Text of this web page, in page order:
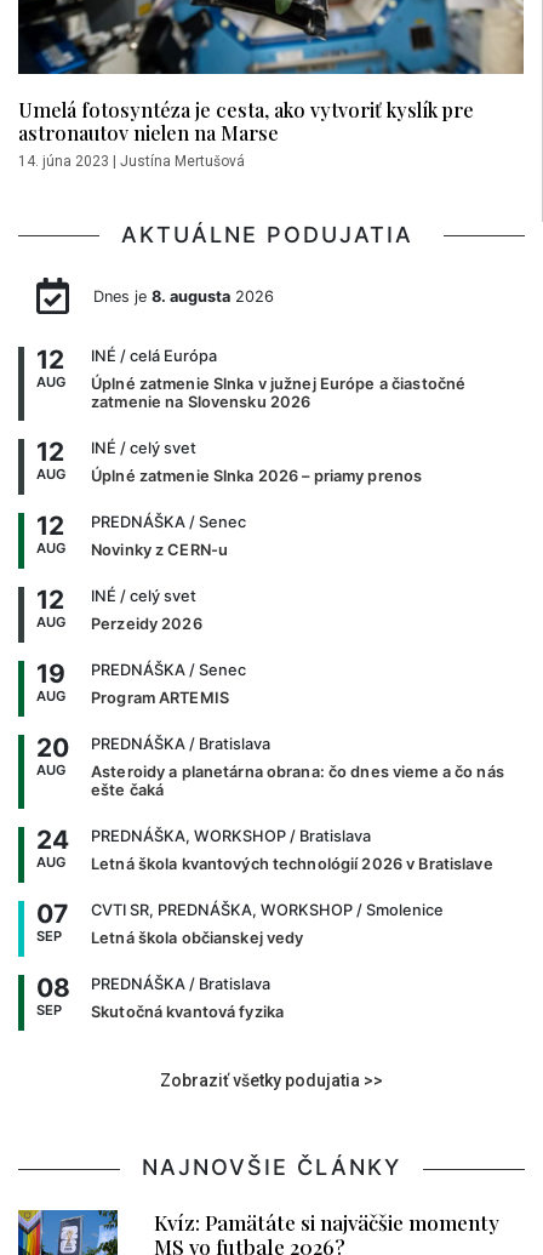
Umelá fotosyntéza je cesta, ako vytvoriť kyslík pre
astronautov nielen na Marse
14. júna 2023 | Justína Mertušová
AKTUÁLNE PODUJATIA
Dnes je 8. augusta2026
12
AUG
INÉ / celá Európa
Úplné zatmenie Slnka v južnej Európe a čiastočné
zatmenie na Slovensku 2026
12
AUG
INÉ / celý svet
Úplné zatmenie Slnka 2026 – priamy prenos
12
AUG
PREDNÁŠKA / Senec
Novinky z CERN-u
12
AUG
INÉ / celý svet
Perzeidy 2026
19
AUG
PREDNÁŠKA / Senec
Program ARTEMIS
20
AUG
PREDNÁŠKA / Bratislava
Asteroidy a planetárna obrana: čo dnes vieme a čo nás
ešte čaká
24
AUG
PREDNÁŠKA, WORKSHOP / Bratislava
Letná škola kvantových technológií 2026 v Bratislave
07
SEP
CVTI SR, PREDNÁŠKA, WORKSHOP / Smolenice
Letná škola občianskej vedy
08
SEP
PREDNÁŠKA / Bratislava
Skutočná kvantová fyzika
Zobraziť všetky podujatia >>
NAJNOVŠIE ČLÁNKY
Kvíz: Pamätáte si najväčšie momenty
MS vo futbale 2026?